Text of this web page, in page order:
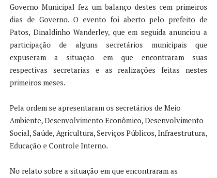
Governo Municipal fez um balanço destes cem primeiros
dias de Governo. O evento foi aberto pelo prefeito de
Patos, Dinaldinho Wanderley, que em seguida anunciou a
participação de alguns secretários municipais que
expuseram a situação em que encontraram suas
respectivas secretarias e as realizações feitas nestes
primeiros meses.
Pela ordem se apresentaram os secretários de Meio
Ambiente, Desenvolvimento Econômico, Desenvolvimento
Social, Saúde, Agricultura, Serviços Públicos, Infraestrutura,
Educação e Controle Interno.
No relato sobre a situação em que encontraram as